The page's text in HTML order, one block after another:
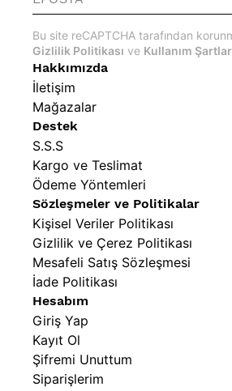
Hakkımızda
İletişim
Mağazalar
Destek
S.S.S
Kargo ve Teslimat
Ödeme Yöntemleri
Sözleşmeler ve Politikalar
Kişisel Veriler Politikası
Gizlilik ve Çerez Politikası
Mesafeli Satış Sözleşmesi
İade Politikası
Hesabım
Giriş Yap
Kayıt Ol
Şifremi Unuttum
Siparişlerim
Bu site reCAPTCHA tarafından
Gizlilik Politikası ve Kullanım